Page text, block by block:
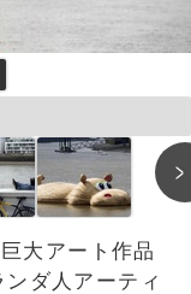
大アート作品
ンダ人アーティ